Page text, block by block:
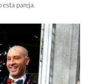
esta pareja.